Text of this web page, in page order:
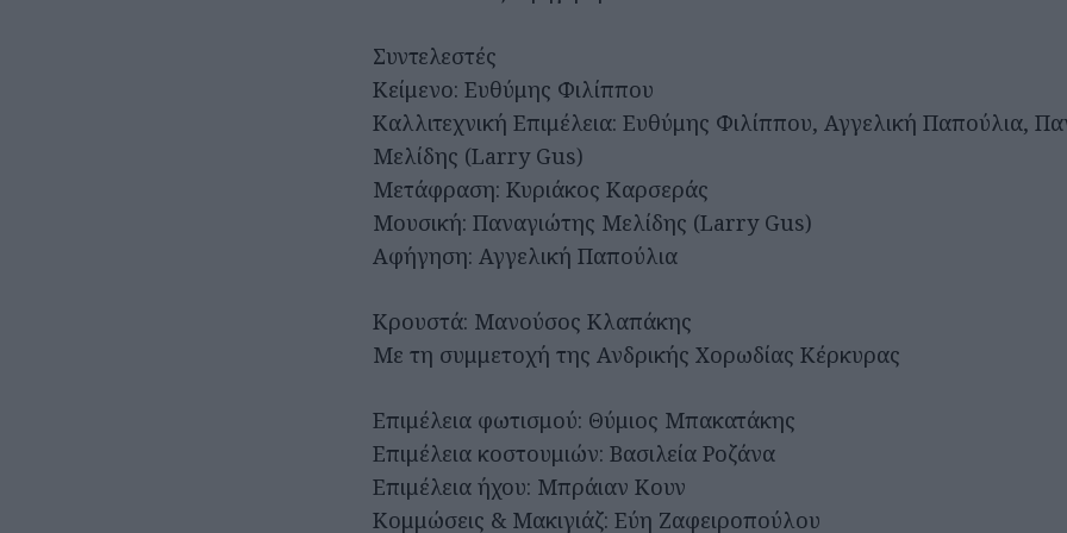
Συντελεστές
Κείμενο: Ευθύμης Φιλίππου
Καλλιτεχνική Επιμέλεια: Ευθύμης Φιλίππου, Αγγελική Παπούλια,
Μελίδης (Larry Gus)
Μετάφραση: Κυριάκος Καρσεράς
Μουσική: Παναγιώτης Μελίδης (Larry Gus)
Αφήγηση: Αγγελική Παπούλια
Κρουστά: Μανούσος Κλαπάκης
Με τη συμμετοχή της Ανδρικής Χορωδίας Κέρκυρας
Επιμέλεια φωτισμού: Θύμιος Μπακατάκης
Επιμέλεια κοστουμιών: Βασιλεία Ροζάνα
Επιμέλεια ήχου: Μπράιαν Κουν
Κομμώσεις & Μακιγιάζ: Εύη Ζαφειροπούλου